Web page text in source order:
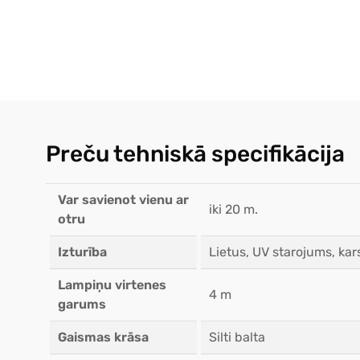
Preču tehniskā specifikācija
Var savienot vienu ar
otru
iki 20 m.
Izturība Lietus, UV starojums,
Lampiņu virtenes
garums
4 m
Gaismas krāsa Silti balta